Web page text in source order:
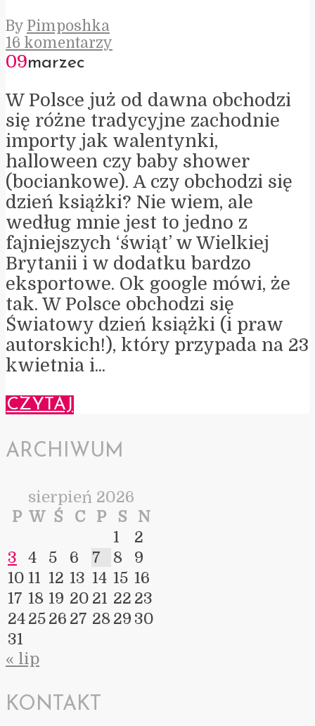
By Pimposhka
16 komentarzy
09marzec
W Polsce już od dawna obchodzi
się różne tradycyjne zachodnie
importy jak walentynki,
halloween czy baby shower
(bociankowe). A czy obchodzi się
dzień książki? Nie wiem, ale
według mnie jest to jedno z
fajniejszych ‘świąt’ w Wielkiej
Brytanii i w dodatku bardzo
eksportowe. Ok google mówi, że
tak. W Polsce obchodzi się
Światowy dzień książki (i praw
autorskich!), który przypada na 23
kwietnia i...
CZYTAJ
ARCHIWUM
sierpień 2026
P W Ś C P S
N
1
2
3
4 5 6 7 8
9
10 11 12 13 14 15 16
17 18 19 20 21 22 23
24 25 26 27 28 29 30
31
« lip
KONTAKT